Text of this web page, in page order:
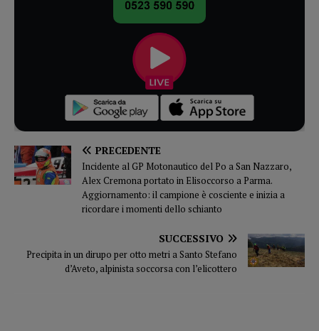
PRECEDENTE
Incidente al GP Motonautico del Po a San Nazzaro,
Alex Cremona portato in Elisoccorso a Parma.
Aggiornamento: il campione è cosciente e inizia a
ricordare i momenti dello schianto
SUCCESSIVO
Precipita in un dirupo per otto metri a Santo Stefano
d’Aveto, alpinista soccorsa con l’elicottero